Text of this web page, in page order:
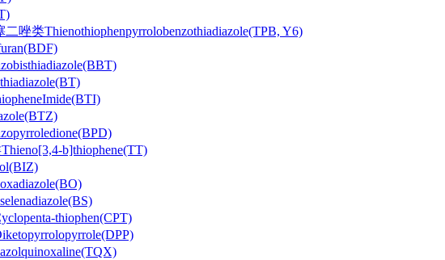
唑类Thienothiophenpyrrolobenzothiadiazole(TPB, Y6)
b]thiophene(TT)
thiophen(CPT)